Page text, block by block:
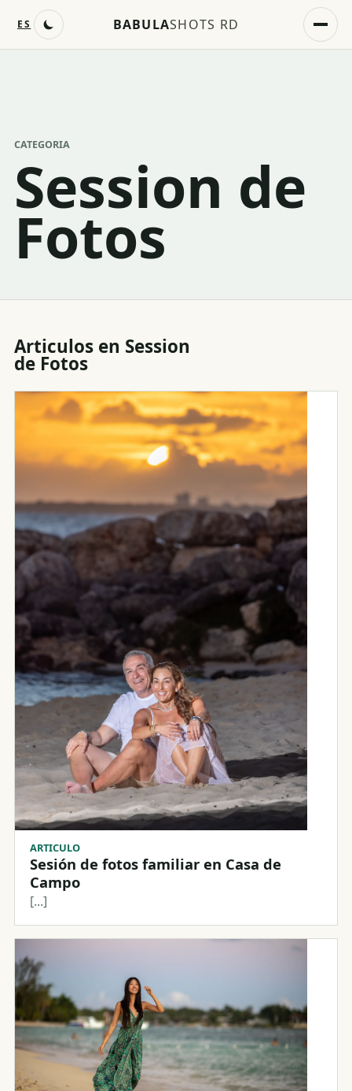
ES BABULASHOTS RD
CATEGORIA
Session de
Fotos
Articulos en Session
de Fotos
ARTICULO
Sesión de fotos familiar en Casa de
Campo
[...]